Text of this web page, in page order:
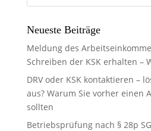
Neueste Beiträge
Meldung des
Schreiben der KSK erhalten –
DRV oder KSK kontaktieren –
aus? Warum Sie vorher einen
sollten
Betriebsprüfung nach § 28p